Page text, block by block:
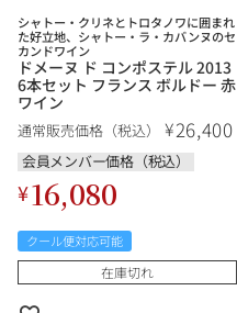
生産地から探す
フランス
ボルドー
アメリカ
種類で探す
赤ワイン
スパークリング
価格帯から探す
〜9,999円
40,000円〜79,999円
100,000円〜199,999円
お得な情報を受け取る
メルマガ
シャトー・クリネとトロタノワに囲まれ
た好立地、シャトー・ラ・カバンヌのセ
カンドワイン
ドメーヌ ド コンポステル 2013
6本セット フランス ボルドー 赤
ワイン
通常販売価格（税込） ¥26,400
会員メンバー価格（税込）
¥16,080
クール便対応可能
在庫切れ